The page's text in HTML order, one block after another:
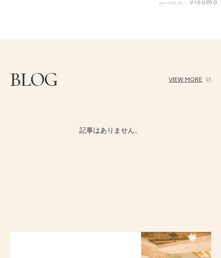
powered by
BLOG VIEW MORE
記事はありません。